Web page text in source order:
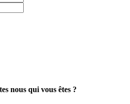
nous qui vous êtes ?